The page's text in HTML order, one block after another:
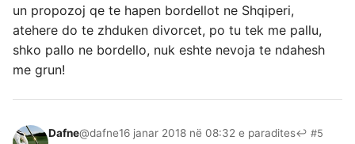
un propozoj qe te hapen bordellot ne Shqiperi,
atehere do te zhduken divorcet, po tu tek me pallu,
shko pallo ne bordello, nuk eshte nevoja te ndahesh
me grun!
Dafne@dafne16 janar 2018 në 08:32 e paradites↩ #5